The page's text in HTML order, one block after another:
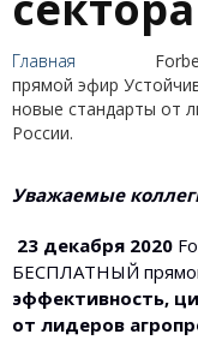
Главная
прямой эфир
новые стандарты от
России.
Уважаемые
23 декабря 2020
БЕСПЛАТНЫЙ
эффективность,
от лидеров